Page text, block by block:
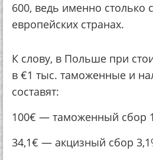
600, ведь именно столько
европейских странах.
К слову, в Польше при
в €1 тыс. таможенные и
составят:
100€ — таможенный сбор
34,1€ — акцизный сбор